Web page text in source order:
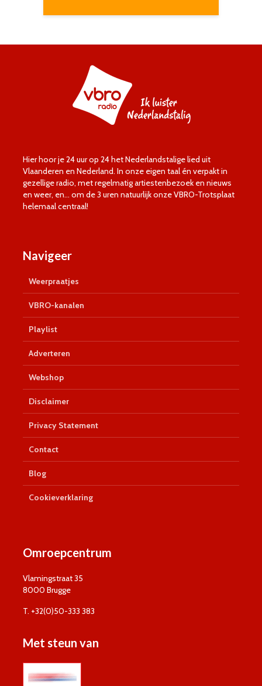
Hier hoor je 24 uur op 24 het Nederlandstalige lied uit
Vlaanderen en Nederland. In onze eigen taal én verpakt in
gezellige radio, met regelmatig artiestenbezoek en nieuws
en weer, en… om de 3 uren natuurlijk onze VBRO-Trotsplaat
helemaal centraal!
Navigeer
Weerpraatjes
VBRO-kanalen
Playlist
Adverteren
Webshop
Disclaimer
Privacy Statement
Contact
Blog
Cookieverklaring
Omroepcentrum
Vlamingstraat 35
8000 Brugge
T. +32(0)50-333 383
Met steun van